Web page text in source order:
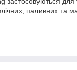
паливних та